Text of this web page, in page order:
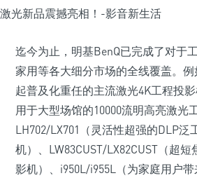
迄今为止，明基BenQ已完成了对于
家用等各大细分市场的全线覆盖。例
起普及化重任的主流激光4K工程投
用于大型场馆的10000流明高亮激光
LH702/LX701（灵活性超强的DLP泛
机）、LW83CUST/LX82CUST（超
影机）、i950L/i955L（为家庭用户